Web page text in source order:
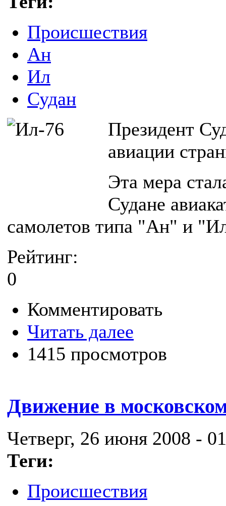
Происшествия
Ан
Ил
Судан
Президент
авиации
Эта мера
Судане
самолетов типа "Ан" и
Рейтинг:
0
Комментировать
Читать далее
1415 просмотров
Движение в
Четверг, 26 июня 2008 -
Теги:
Происшествия